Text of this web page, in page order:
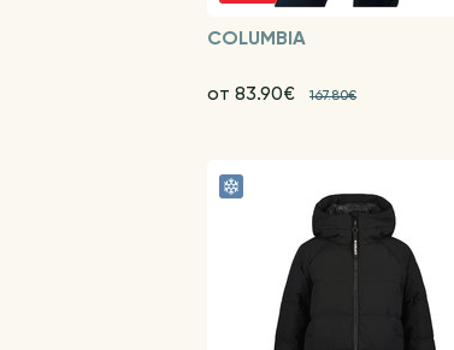
COLUMBIA
от 83.90€ 167.80€